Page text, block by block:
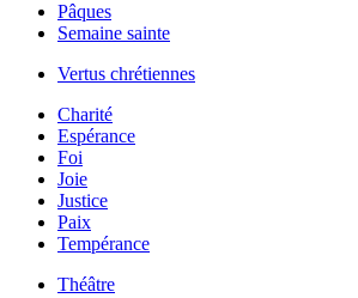
Pâques
Semaine sainte
Vertus chrétiennes
Charité
Espérance
Foi
Joie
Justice
Paix
Tempérance
Théâtre